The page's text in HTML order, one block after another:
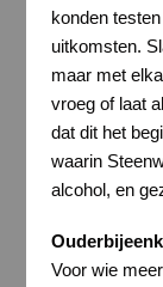
konden
uitkomsten.
maar met
vroeg of laat
dat dit het
waarin
alcohol, en
Voor wie